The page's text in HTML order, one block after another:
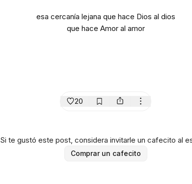
esa cercanía lejana que hace Dios al dios
que hace Amor al amor
20
Si te gustó este post, considera invitarle un cafecito al
Comprar un cafecito